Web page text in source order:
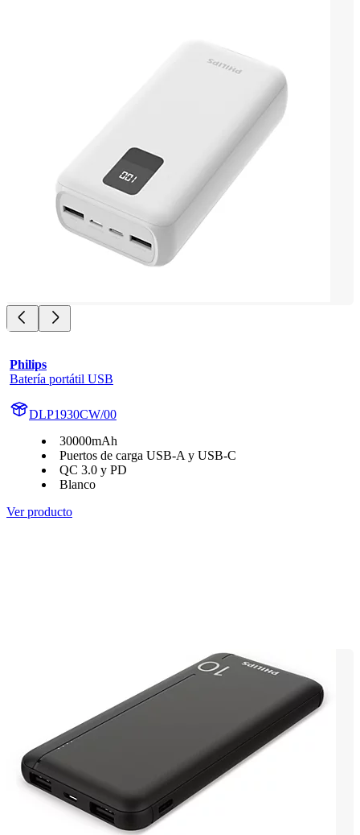
Philips
Batería portátil USB
DLP1930CW/00
30000mAh
Puertos de carga USB-A y USB-C
QC 3.0 y PD
Blanco
Ver producto